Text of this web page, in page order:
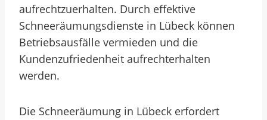
aufrechtzuerhalten. Durch effektive
Schneeräumungsdienste in Lübeck können
Betriebsausfälle vermieden und die
Kundenzufriedenheit aufrechterhalten
werden.
Die Schneeräumung in Lübeck erfordert